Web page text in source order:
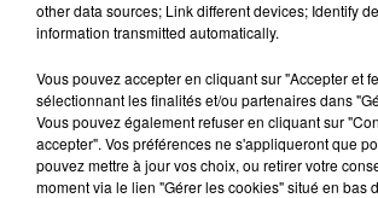
other data sources; Link different devices; Identify
information transmitted automatically.
Vous pouvez accepter en cliquant sur "Accepter et
sélectionnant les finalités et/ou partenaires dans
Vous pouvez également refuser en cliquant sur
accepter". Vos préférences ne s'appliqueront que
pouvez mettre à jour vos choix, ou retirer votre
moment via le lien "Gérer les cookies" situé en bas